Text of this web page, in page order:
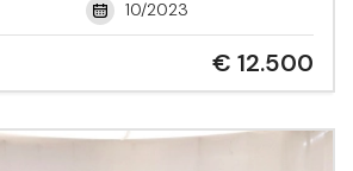
10/2023
€ 12.500